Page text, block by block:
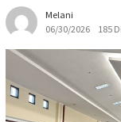
Melani
06/30/2026
185